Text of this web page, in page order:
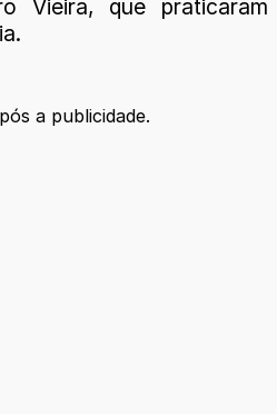
Vieira, que praticaram
a publicidade.